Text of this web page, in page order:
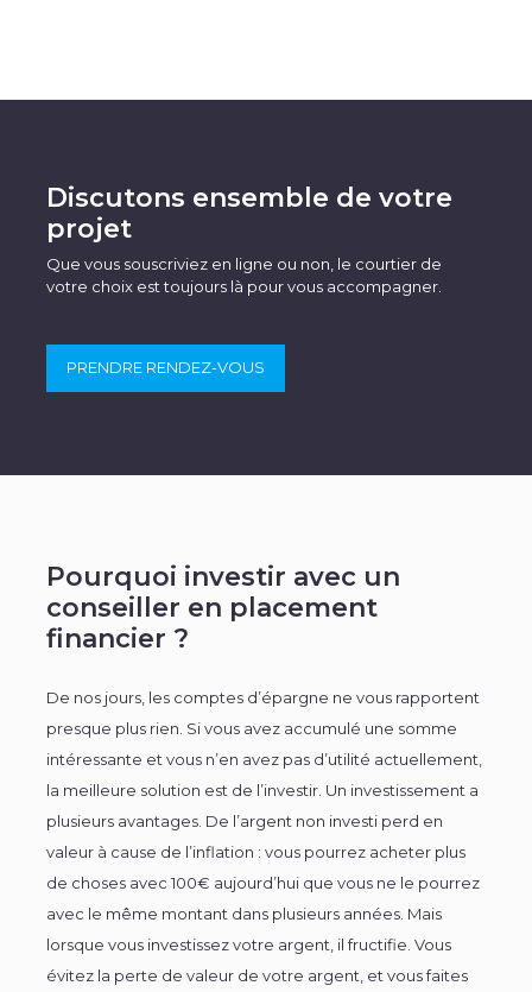
Discutons ensemble de votre
projet
Que vous souscriviez en ligne ou non, le courtier de
votre choix est toujours là pour vous accompagner.
PRENDRE RENDEZ-VOUS
Pourquoi investir avec un
conseiller en placement
financier ?
De nos jours, les comptes d’épargne ne vous rapportent
presque plus rien. Si vous avez accumulé une somme
intéressante et vous n’en avez pas d’utilité actuellement,
la meilleure solution est de l’investir. Un investissement a
plusieurs avantages. De l’argent non investi perd en
valeur à cause de l’inflation : vous pourrez acheter plus
de choses avec 100€ aujourd’hui que vous ne le pourrez
avec le même montant dans plusieurs années. Mais
lorsque vous investissez votre argent, il fructifie. Vous
évitez la perte de valeur de votre argent, et vous faites